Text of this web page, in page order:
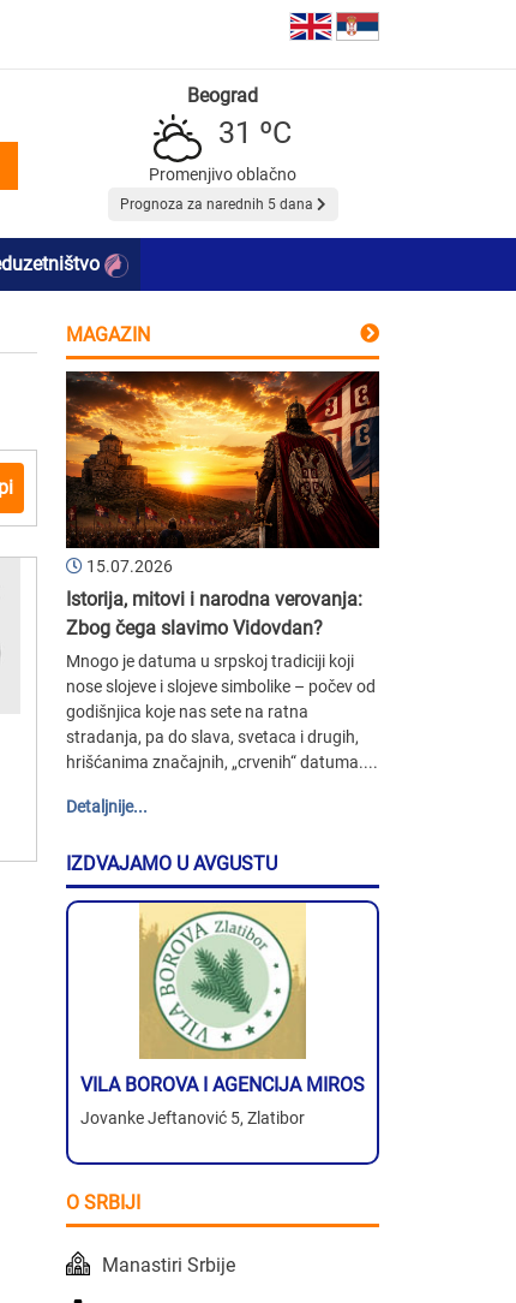
Beograd
31 ºC
Promenjivo oblačno
Prognoza za narednih 5 dana
MAGAZIN
15.07.2026
Istorija, mitovi i narodna verovanja:
Zbog čega slavimo Vidovdan?
Mnogo je datuma u srpskoj tradiciji koji
nose slojeve i slojeve simbolike – počev od
godišnjica koje nas sete na ratna
stradanja, pa do slava, svetaca i drugih,
hrišćanima značajnih, „crvenih“ datuma....
Detaljnije...
IZDVAJAMO U AVGUSTU
VILA BOROVA I AGENCIJA MIROS
Jovanke Jeftanović 5, Zlatibor
O SRBIJI
Manastiri Srbije